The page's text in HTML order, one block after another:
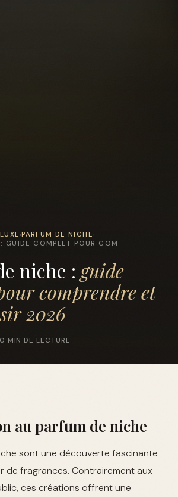
›PARFUM DE NICHE ›
GUIDE COMPLET POUR COM
niche : guide
comprendre et
2026
MIN DE LECTURE
au parfum de niche
sont une découverte fascinante
de fragrances. Contrairement aux
ces créations offrent une